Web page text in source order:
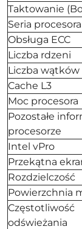
Taktowanie
Seria procesora
Obsługa ECC
Liczba rdzeni
Liczba wątków
Cache L3
Moc procesora
Pozostałe
procesorze
Intel vPro
Przekątna
Rozdzielczość
Powierzchnia
Częstotliwość
odświeżania